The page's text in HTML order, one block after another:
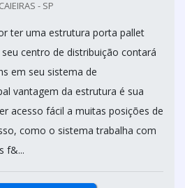
- SP
ter uma estrutura porta pallet
centro de distribuição contará
em seu sistema de
vantagem da estrutura é sua
acesso fácil a muitas posições de
como o sistema trabalha com
f&...